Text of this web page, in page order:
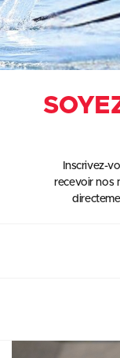
Inscrivez-
recevoir nos